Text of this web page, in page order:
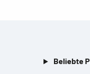
Beliebte